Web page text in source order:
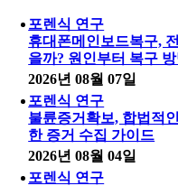
포렌식 연구
휴대폰메인보드복구,
을까? 원인부터 복구 방
2026년 08월 07일
포렌식 연구
불륜증거확보, 합법적
한 증거 수집 가이드
2026년 08월 04일
포렌식 연구